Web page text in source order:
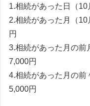
1.相続があった日（
2.相続があった月（
円
3.相続があった月の前
7,000円
4.相続があった月の前
5,000円